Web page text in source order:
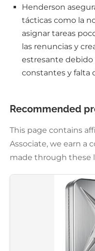
Henderson
tácticas como la
asignar tareas
las renuncias y
estresante debido
constantes y falta
Recommended
This page contains
Associate, we earn a
made through these